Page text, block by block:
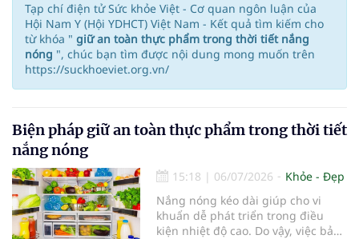
Tạp chí điện tử Sức khỏe Việt - Cơ quan ngôn luận của
Hội Nam Y (Hội YDHCT) Việt Nam - Kết quả tìm kiếm cho
từ khóa " giữ an toàn thực phẩm trong thời tiết nắng
nóng ", chúc bạn tìm được nội dung mong muốn trên
https://suckhoeviet.org.vn/
Biện pháp giữ an toàn thực phẩm trong thời tiết
nắng nóng
15:18 | 06/07/2026
Khỏe - Đẹp
Nắng nóng kéo dài giúp cho vi
khuẩn dễ phát triển trong điều
kiện nhiệt độ cao. Do vậy, việc bảo